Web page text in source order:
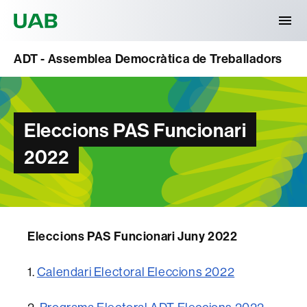
ADT - Assemblea Democràtica de Treballadors
Eleccions PAS Funcionari
2022
Eleccions PAS Funcionari Juny 2022
1.Calendari Electoral Eleccions 2022